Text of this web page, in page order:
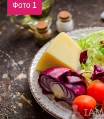
Фото 1